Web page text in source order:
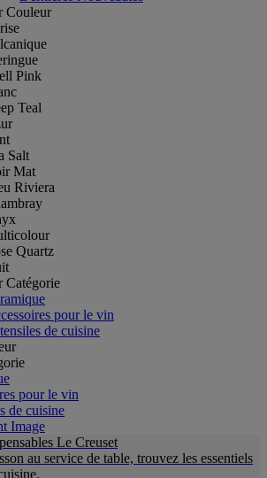
Couleur
Pink
Teal
Salt
Mat
Riviera
Quartz
Catégorie
pour le vin
de cuisine
pour le vin
de cuisine
Le Creuset
au service de table, trouvez les essentiels